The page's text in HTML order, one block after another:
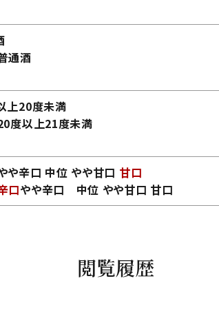
通酒
上20度未満
度以上21度未満
や辛口 中位 やや甘口 甘口
口やや辛口 中位 やや甘口 甘口
閲覧履歴